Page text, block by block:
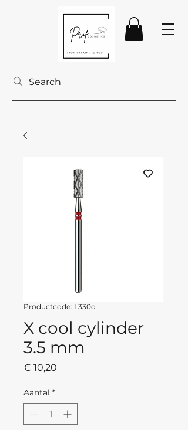
Productcode: L330d
X cool cylinder
3.5 mm
€ 10,20
Aantal *